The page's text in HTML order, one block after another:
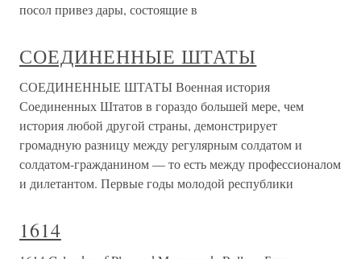
посол привез дары, состоящие в
СОЕДИНЕННЫЕ ШТАТЫ
СОЕДИНЕННЫЕ ШТАТЫ Военная история
Соединенных Штатов в гораздо большей мере, чем
история любой другой страны, демонстрирует
громадную разницу между регулярным солдатом и
солдатом-гражданином — то есть между профессионалом
и дилетантом. Первые годы молодой республики
1614